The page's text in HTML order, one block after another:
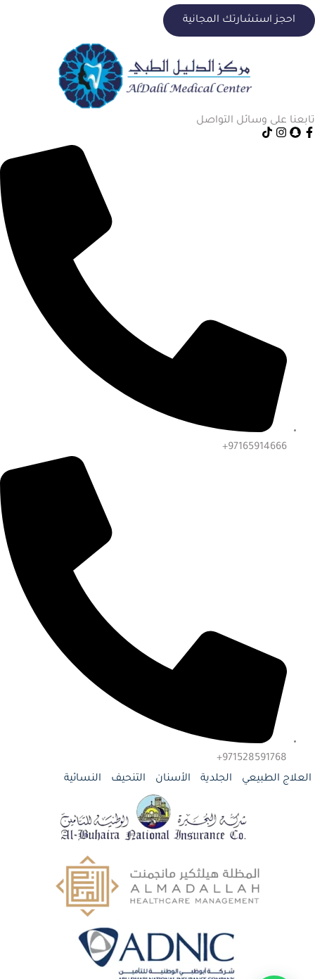
احجز استشارتك المجانية
تابعنا على وسائل التواصل
97165914666+
971528591768+
العلاج الطبيعي
الجلدية الأسنان التنحيف النسائية